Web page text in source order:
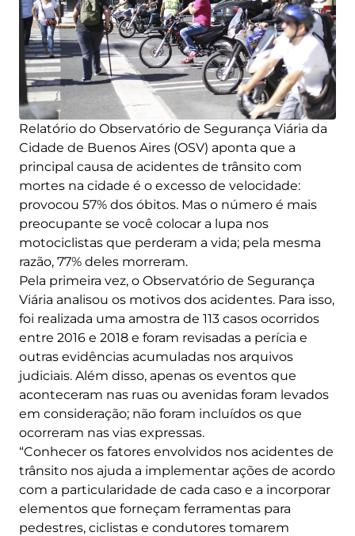
Relatório do Observatório de Segurança Viária da
Cidade de Buenos Aires (OSV) aponta que a
principal causa de acidentes de trânsito com
mortes na cidade é o excesso de velocidade:
provocou 57% dos óbitos. Mas o número é mais
preocupante se você colocar a lupa nos
motociclistas que perderam a vida; pela mesma
razão, 77% deles morreram.
Pela primeira vez, o Observatório de Segurança
Viária analisou os motivos dos acidentes. Para isso,
foi realizada uma amostra de 113 casos ocorridos
entre 2016 e 2018 e foram revisadas a perícia e
outras evidências acumuladas nos arquivos
judiciais. Além disso, apenas os eventos que
aconteceram nas ruas ou avenidas foram levados
em consideração; não foram incluídos os que
ocorreram nas vias expressas.
“Conhecer os fatores envolvidos nos acidentes de
trânsito nos ajuda a implementar ações de acordo
com a particularidade de cada caso e a incorporar
elementos que forneçam ferramentas para
pedestres, ciclistas e condutores tomarem